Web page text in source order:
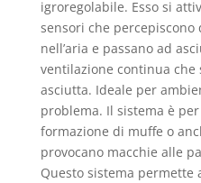
igroregolabile. Esso si
sensori che
nell’aria e passano ad
ventilazione continua che
asciutta. Ideale per
problema. Il sistema è
formazione di muffe o
provocano macchie alle
Questo sistema permette